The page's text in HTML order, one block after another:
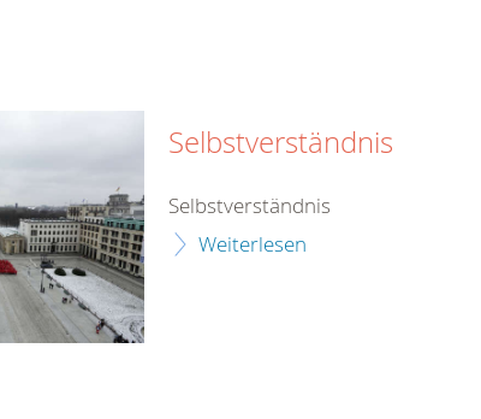
Selbstverständnis
Selbstverständnis
Weiterlesen